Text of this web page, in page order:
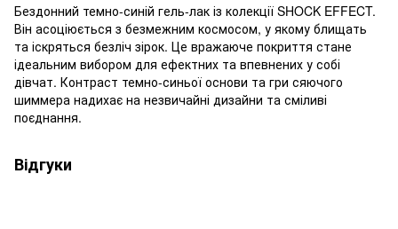
Бездонний темно-синій гель-лак із колекції SHOCK EFFECT.
Він асоціюється з безмежним космосом, у якому блищать
та іскряться безліч зірок. Це вражаюче покриття стане
ідеальним вибором для ефектних та впевнених у собі
дівчат. Контраст темно-синьої основи та гри сяючого
шиммера надихає на незвичайні дизайни та сміливі
поєднання.
Відгуки